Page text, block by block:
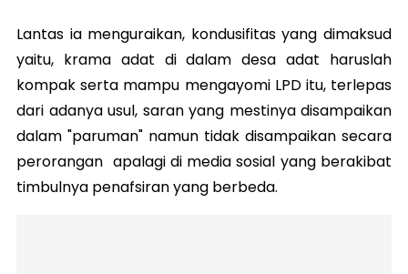
Lantas ia menguraikan, kondusifitas yang dimaksud
yaitu, krama adat di dalam desa adat haruslah
kompak serta mampu mengayomi LPD itu, terlepas
dari adanya usul, saran yang mestinya disampaikan
dalam "paruman" namun tidak disampaikan secara
perorangan apalagi di media sosial yang berakibat
timbulnya penafsiran yang berbeda.